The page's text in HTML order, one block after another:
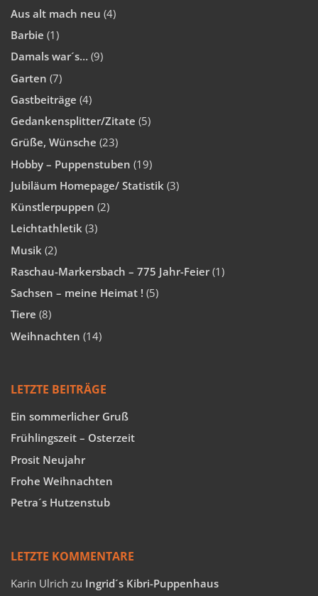
Aus alt mach neu (4)
Barbie (1)
Damals war´s… (9)
Garten (7)
Gastbeiträge (4)
Gedankensplitter/Zitate (5)
Grüße, Wünsche (23)
Hobby – Puppenstuben (19)
Jubiläum Homepage/ Statistik (3)
Künstlerpuppen (2)
Leichtathletik (3)
Musik (2)
Raschau-Markersbach – 775 Jahr-Feier(1)
Sachsen – meine Heimat ! (5)
Tiere (8)
Weihnachten (14)
LETZTE BEITRÄGE
Ein sommerlicher Gruß
Frühlingszeit – Osterzeit
Prosit Neujahr
Frohe Weihnachten
Petra´s Hutzenstub
LETZTE KOMMENTARE
Karin Ulrich zu Ingrid´s Kibri-Puppenhaus